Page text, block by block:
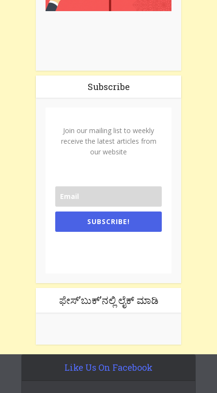
Subscribe
Join our mailing list to weekly
receive the latest articles from
our website
SUBSCRIBE!
ಫೇಸ್’ಬುಕ್’ನಲ್ಲಿ ಲೈಕ್ ಮಾಡಿ
Like Us On Facebook